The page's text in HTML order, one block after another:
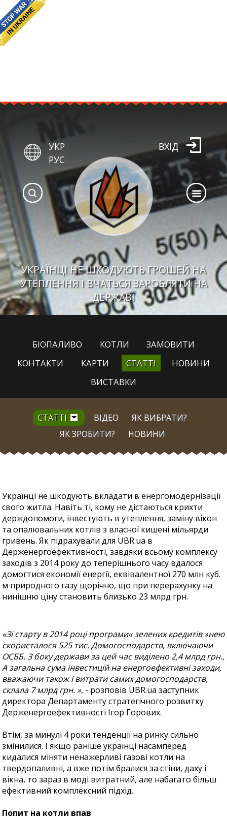
УКРАЇНЦІ НЕ ШКОДУЮТЬ ГРОШЕЙ НА
УТЕПЛЕННЯ І ВЧАТЬСЯ ЗАРОБЛЯТИ НА
ДЕРЖАВІ
УКР
РУС
ВХІД
БІОПАЛИВО КОТЛИ
ЗАМОВИТИ
КОНТАКТИ
КАРТИ СТАТТІ
НОВИНИ
ВИСТАВКИ
СТАТТІ ВІДЕО
ЯК ВИБРАТИ?
ЯК ЗРОБИТИ?
НОВИНИ
Українці не шкодують вкладати в енергомодернізації
свого житла. Навіть ті, кому не дістаються крихти
держдопомоги, інвестують в утеплення, заміну вікон
та опалювальних котлів з власної кишені мільярди
гривень. Як підрахували для UBR.ua в
Держенергоефективності, завдяки всьому комплексу
заходів з 2014 року до теперішнього часу вдалося
домогтися економії енергії, еквівалентної 270 млн куб.
м природного газу щорічно, що при перерахунку на
нинішню ціну становить близько 23 млрд грн.
«Зі старту в 2014 році програми« зелених кредитів »нею
скористалося 525 тис. Домогосподарств, включаючи
ОСББ. З боку держави за цей час виділено 2,4 млрд грн.,
А загальна сума інвестицій на енергоефективні заходи,
вважаючи також і витрати самих домогосподарств,
склала 7 млрд грн. », - розповів UBR.ua заступник
директора Департаменту стратегічного розвитку
Держенергоефективності Ігор Горових.
Втім, за минулі 4 роки тенденції на ринку сильно
змінилися. І якщо раніше українці насамперед
кидалися міняти ненажерливі газові котли на
твердопаливні, а вже потім бралися за стіни, даху і
вікна, то зараз в моді витратний, але набагато більш
ефективний комплексний підхід.
Попит на котли впав